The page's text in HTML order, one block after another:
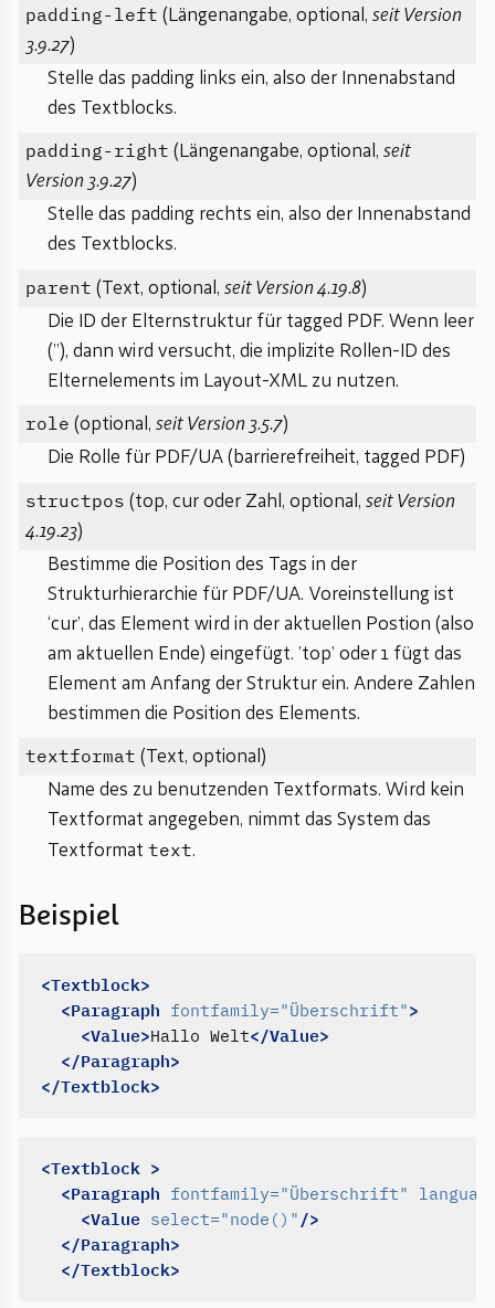
padding-left (Längenangabe, optional, seit Version
3.9.27)
Stelle das padding links ein, also der Innenabstand
des Textblocks.
padding-right (Längenangabe, optional, seit
Version 3.9.27)
Stelle das padding rechts ein, also der Innenabstand
des Textblocks.
parent (Text, optional, seit Version 4.19.8)
Die ID der Elternstruktur für tagged PDF. Wenn leer
(’’), dann wird versucht, die implizite Rollen-ID des
Elternelements im Layout-XML zu nutzen.
role (optional, seit Version 3.5.7)
Die Rolle für PDF/UA (barrierefreiheit, tagged PDF)
structpos (top, cur oder Zahl, optional, seit Version
4.19.23)
Bestimme die Position des Tags in der
Strukturhierarchie für PDF/UA. Voreinstellung ist
‘cur’, das Element wird in der aktuellen Postion (also
am aktuellen Ende) eingefügt. ’top’ oder 1 fügt das
Element am Anfang der Struktur ein. Andere Zahlen
bestimmen die Position des Elements.
textformat (Text, optional)
Name des zu benutzenden Textformats. Wird kein
Textformat angegeben, nimmt das System das
Textformat text.
Beispiel
<Textblock>
<Paragraph fontfamily="Überschrift">
<Value>Hallo Welt</Value>
</Paragraph>
</Textblock>
<Textblock >
<Paragraph fontfamily="Überschrift"
<Value select="node()"/>
</Paragraph>
</Textblock>